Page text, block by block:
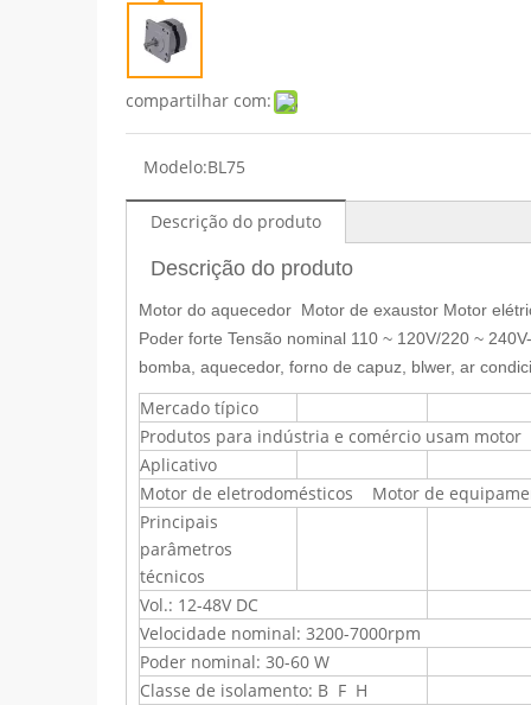
compartilhar com:
Modelo:BL75
Descrição do produto
Descrição do produto
Motor do aquecedor Motor de exaustor Motor
Poder forte Tensão nominal 110 ~ 120V/220 ~
bomba, aquecedor, forno de capuz, blwer, ar
Mercado típico
Produtos para indústria e comércio usam motor
Aplicativo
Motor de eletrodomésticos Motor de
Principais
parâmetros
técnicos
Vol.: 12-48V DC
Velocidade nominal: 3200-7000rpm
Poder nominal: 30-60 W
Classe de isolamento: B F H